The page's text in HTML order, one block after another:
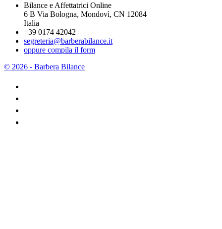
Bilance e Affettatrici Online
6 B Via Bologna, Mondovì, CN 12084
Italia
+39 0174 42042
segreteria@barberabilance.it
oppure compila il form
© 2026 - Barbera Bilance